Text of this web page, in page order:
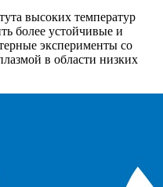
высоких температур
более устойчивые и
эксперименты со
в области низких